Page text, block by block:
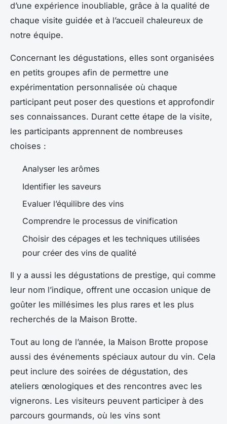
d’une expérience inoubliable, grâce à la qualité de
chaque visite guidée et à l’accueil chaleureux de
notre équipe.
Concernant les dégustations, elles sont organisées
en petits groupes afin de permettre une
expérimentation personnalisée où chaque
participant peut poser des questions et approfondir
ses connaissances. Durant cette étape de la visite,
les participants apprennent de nombreuses
choises :
Analyser les arômes
Identifier les saveurs
Evaluer l’équilibre des vins
Comprendre le processus de vinification
Choisir des cépages et les techniques utilisées
pour créer des vins de qualité
Il y a aussi les dégustations de prestige, qui comme
leur nom l’indique, offrent une occasion unique de
goûter les millésimes les plus rares et les plus
recherchés de la Maison Brotte.
Tout au long de l’année, la Maison Brotte propose
aussi des événements spéciaux autour du vin. Cela
peut inclure des soirées de dégustation, des
ateliers œnologiques et des rencontres avec les
vignerons. Les visiteurs peuvent participer à des
parcours gourmands, où les vins sont